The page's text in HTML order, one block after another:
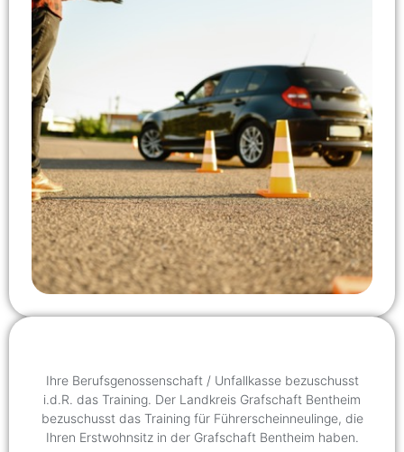
Ihre Berufsgenossenschaft / Unfallkasse bezuschusst
i.d.R. das Training. Der Landkreis Grafschaft Bentheim
bezuschusst das Training für Führerscheinneulinge, die
Ihren Erstwohnsitz in der Grafschaft Bentheim haben.